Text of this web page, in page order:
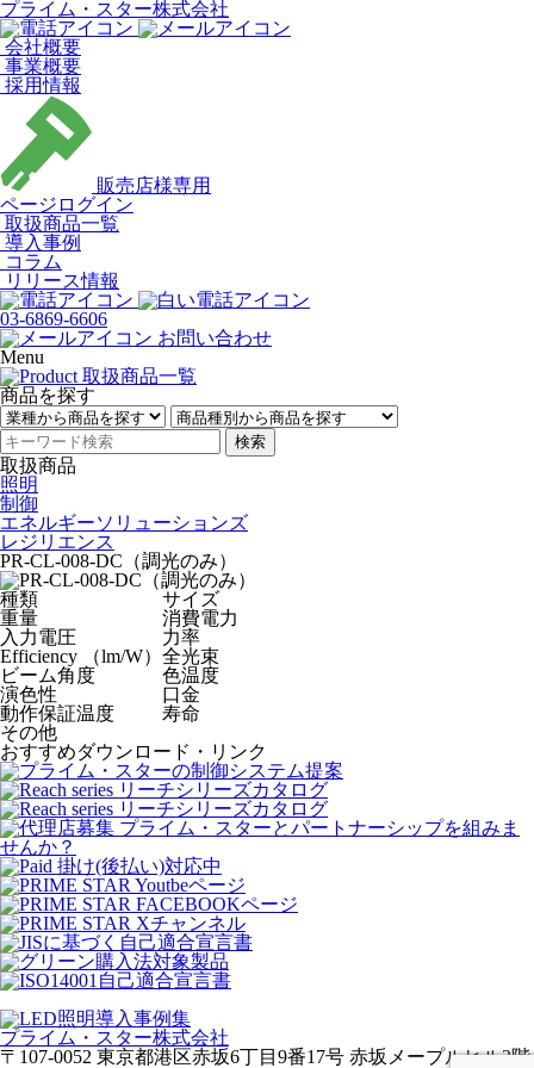
プライム・スター株式会社
会社概要
事業概要
採用情報
販売店様専用
ページログイン
取扱商品一覧
導入事例
コラム
リリース情報
03-6869-6606
お問い合わせ
Menu
商品を探す
検索
取扱商品
照明
制御
エネルギーソリューションズ
レジリエンス
PR-CL-008-DC（調光のみ）
種類
サイズ
重量
消費電力
入力電圧
力率
Efficiency （lm/W） 全光束
ビーム角度
色温度
演色性
口金
動作保証温度
寿命
その他
おすすめダウンロード・リンク
プライム・スター株式会社
〒107-0052 東京都港区赤坂6丁目9番17号 赤坂メープルヒル2階